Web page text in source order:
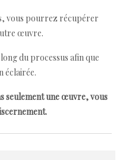
vous pourrez récupérer
œuvre.
du processus afin que
éclairée.
seulement une œuvre, vous